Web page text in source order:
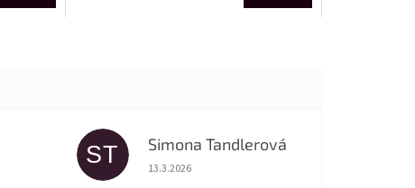
5 z 5 hvězdiček.ST Simona Tandlerová
Hodnocení obchodu je 5 z 5 hvězdiček.
13.3.2026